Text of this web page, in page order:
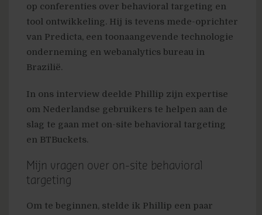
op conferenties over behavioral targeting en
tool ontwikkeling. Hij is tevens mede-oprichter
van Predicta, een toonaangevende technologie
onderneming en webanalytics bureau in
Brazilië.
In ons interview deelde Phillip zijn expertise
om Nederlandse gebruikers te helpen aan de
slag te gaan met on-site behavioral targeting
en BTBuckets.
Mijn vragen over on-site behavioral
targeting
Om te beginnen, stelde ik Phillip een paar